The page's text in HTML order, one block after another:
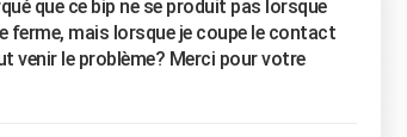
que ce bip ne se produit pas lorsque
ferme, mais lorsque je coupe le contact
venir le problème? Merci pour votre